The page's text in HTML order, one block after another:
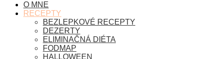
O MNE
RECEPTY
BEZLEPKOVÉ RECEPTY
DEZERTY
ELIMINAČNÁ DIÉTA
FODMAP
HALLOWEEN